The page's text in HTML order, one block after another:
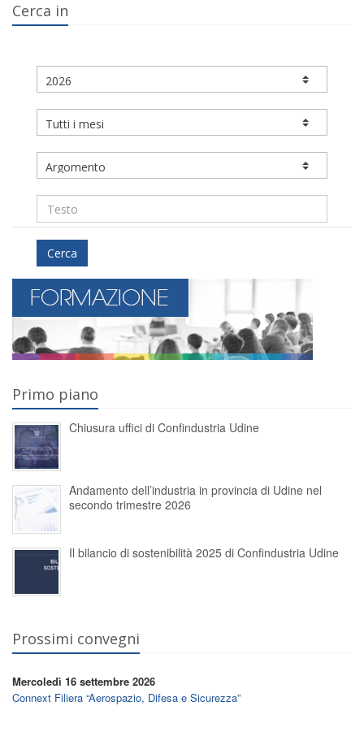
Cerca in
Cerca
Primo piano
Chiusura uffici di Confindustria Udine
Andamento dell’industria in provincia di Udine nel
secondo trimestre 2026
Il bilancio di sostenibilità 2025 di Confindustria Udine
Prossimi convegni
Mercoledì 16 settembre 2026
Connext Filiera “Aerospazio, Difesa e Sicurezza”